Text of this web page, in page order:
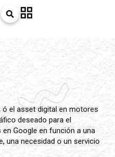
el asset digital en motores
deseado para el
Google en función a una
una necesidad o un servicio